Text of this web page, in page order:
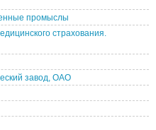
промыслы
страхования.
завод, ОАО